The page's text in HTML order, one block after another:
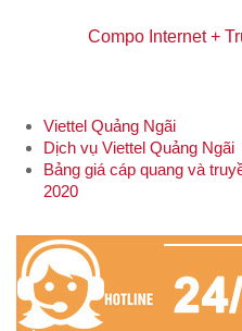
Compo Internet +
Viettel Quảng Ngãi
Dịch vụ Viettel Quảng Ngãi
Bảng giá cáp quang và
2020